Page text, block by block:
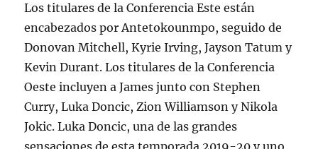
Los titulares de la Conferencia Este están
encabezados por Antetokounmpo, seguido de
Donovan Mitchell, Kyrie Irving, Jayson Tatum y
Kevin Durant. Los titulares de la Conferencia
Oeste incluyen a James junto con Stephen
Curry, Luka Doncic, Zion Williamson y Nikola
Jokic. Luka Doncic, una de las grandes
sensaciones de esta temporada 2019-20 y uno